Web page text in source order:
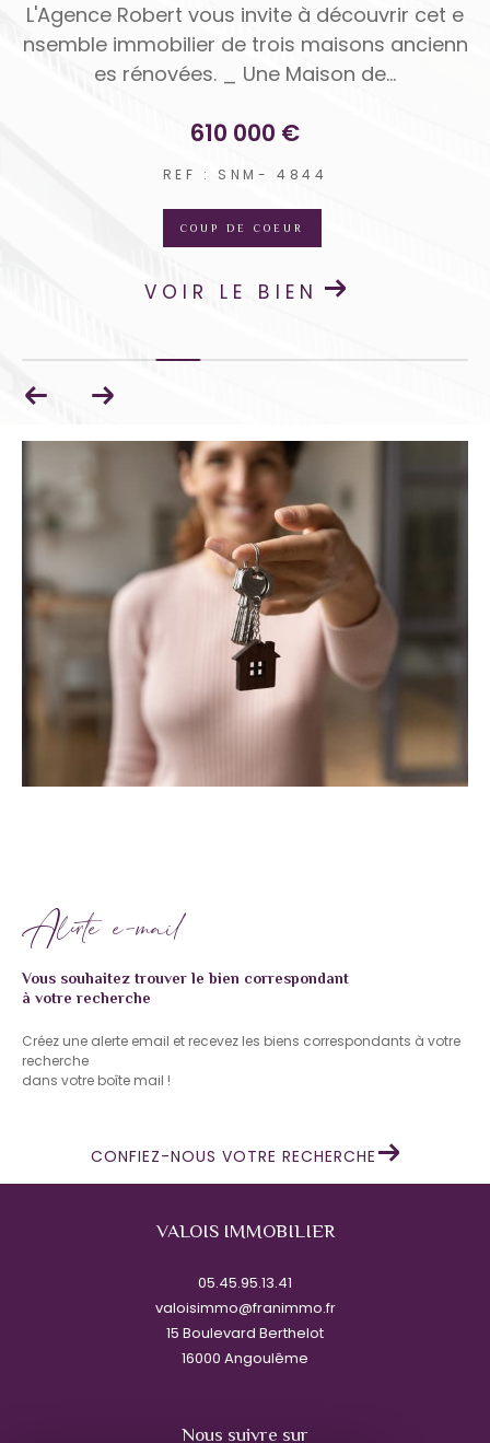
L'Agence Robert vous invite à découvrir cet e
nsemble immobilier de trois maisons ancienn
es rénovées. _ Une Maison de...
610 000 €
REF : SNM- 4844
COUP DE COEUR
VOIR LE BIEN
Alerte e-mail
Vous souhaitez trouver le bien correspondant
à votre recherche
Créez une alerte email et recevez les biens correspondants à votre
recherche
dans votre boîte mail !
CONFIEZ-NOUS VOTRE RECHERCHE
VALOIS IMMOBILIER
05.45.95.13.41
valoisimmo@franimmo.fr
15 Boulevard Berthelot
16000
angoulême
Nous suivre sur